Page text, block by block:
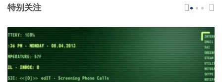
特别关注